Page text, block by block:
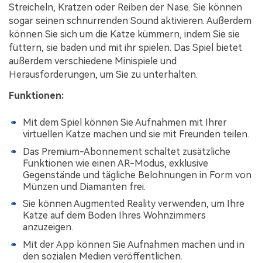
Streicheln, Kratzen oder Reiben der Nase. Sie können
sogar seinen schnurrenden Sound aktivieren. Außerdem
können Sie sich um die Katze kümmern, indem Sie sie
füttern, sie baden und mit ihr spielen. Das Spiel bietet
außerdem verschiedene Minispiele und
Herausforderungen, um Sie zu unterhalten.
Funktionen:
Mit dem Spiel können Sie Aufnahmen mit Ihrer
virtuellen Katze machen und sie mit Freunden teilen.
Das Premium-Abonnement schaltet zusätzliche
Funktionen wie einen AR-Modus, exklusive
Gegenstände und tägliche Belohnungen in Form von
Münzen und Diamanten frei.
Sie können Augmented Reality verwenden, um Ihre
Katze auf dem Boden Ihres Wohnzimmers
anzuzeigen.
Mit der App können Sie Aufnahmen machen und in
den sozialen Medien veröffentlichen.